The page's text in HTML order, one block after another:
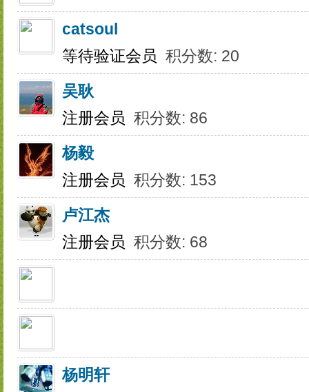
catsoul
等待验证会员 积分数: 20
吴耿
注册会员 积分数: 86
杨毅
注册会员 积分数: 153
卢江杰
注册会员 积分数: 68
杨明轩